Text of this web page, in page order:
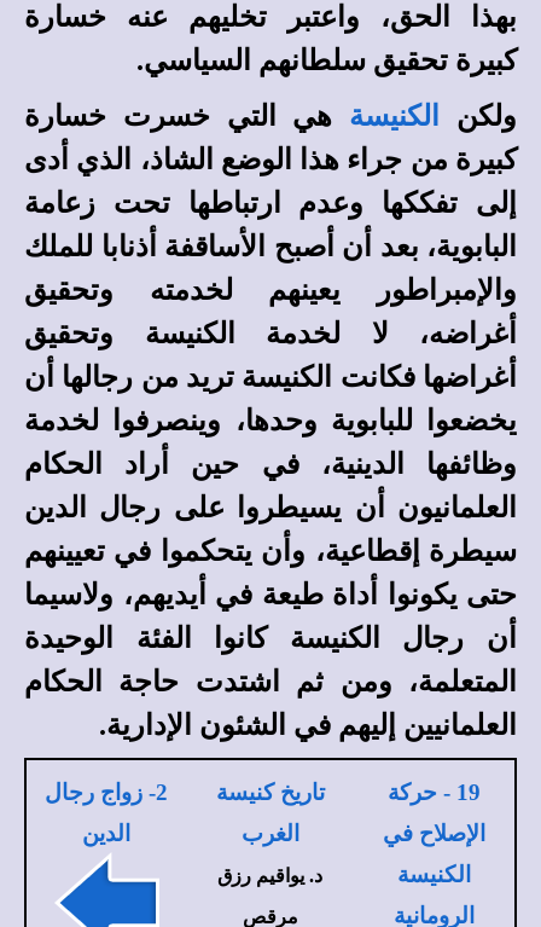
بهذا الحق، واعتبر تخليهم عنه خسارة
كبيرة تحقيق سلطانهم السياسي.
ولكن
الكنيسة هي التي خسرت خسارة
كبيرة من جراء هذا الوضع الشاذ، الذي أدى
إلى تفككها وعدم ارتباطها تحت زعامة
البابوية، بعد أن أصبح الأساقفة أذنابا للملك
والإمبراطور يعينهم لخدمته وتحقيق
أغراضه، لا لخدمة الكنيسة وتحقيق
أغراضها فكانت الكنيسة تريد من رجالها أن
يخضعوا للبابوية وحدها، وينصرفوا لخدمة
وظائفها الدينية، في حين أراد الحكام
العلمانيون أن يسيطروا على رجال الدين
سيطرة إقطاعية، وأن يتحكموا في تعيينهم
حتى يكونوا أداة طيعة في أيديهم، ولاسيما
أن رجال الكنيسة كانوا الفئة الوحيدة
المتعلمة، ومن ثم اشتدت حاجة الحكام
العلمانيين إليهم في الشئون الإدارية.
19 - حركة
الإصلاح في
الكنيسة
الرومانية
تاريخ كنيسة
الغرب
د. يواقيم رزق
مرقص
2- زواج رجال
الدين